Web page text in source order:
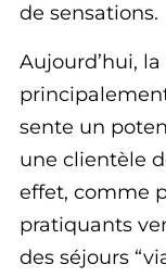
de sensations.
Aujourd’hui,
sente un
une clientèle
effet, comme
pratiquants
des séjours